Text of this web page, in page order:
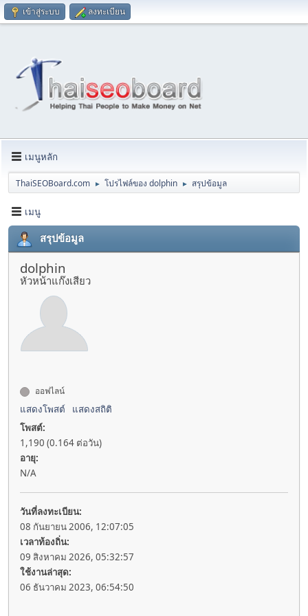
เข้าสู่ระบบ ลงทะเบียน
เมนูหลัก
ThaiSEOBoard.com ► โปรไฟล์ของ dolphin ► สรุปข้อมูล
เมนู
สรุปข้อมูล
dolphin
หัวหน้าแก๊งเสียว
ออฟไลน์
แสดงโพสต์
แสดงสถิติ
โพสต์:
1,190 (0.164 ต่อวัน)
อายุ:
N/A
วันที่ลงทะเบียน:
08 กันยายน 2006, 12:07:05
เวลาท้องถิ่น:
09 สิงหาคม 2026, 05:32:57
ใช้งานล่าสุด:
06 ธันวาคม 2023, 06:54:50